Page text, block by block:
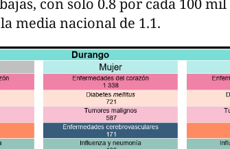
con solo 0.8 por cada 100
media nacional de 1.1.